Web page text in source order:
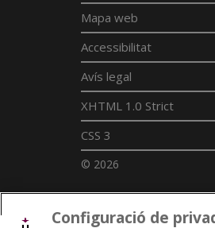
Mapa web
Accessibilitat
Avís legal
XHTML 1.0 Strict
CSS 3
© 2026
Configuració de